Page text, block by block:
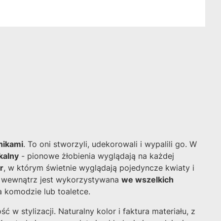
. To oni stworzyli, udekorowali i wypalili go. W
- pionowe żłobienia wyglądają na każdej
, w którym świetnie wyglądają pojedyncze kwiaty i
jest wykorzystywana we wszelkich
komodzie lub toaletce.
w stylizacji. Naturalny kolor i faktura materiału, z